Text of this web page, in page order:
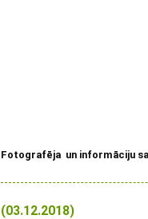
Fotografēja un informāciju
(03.12.2018)